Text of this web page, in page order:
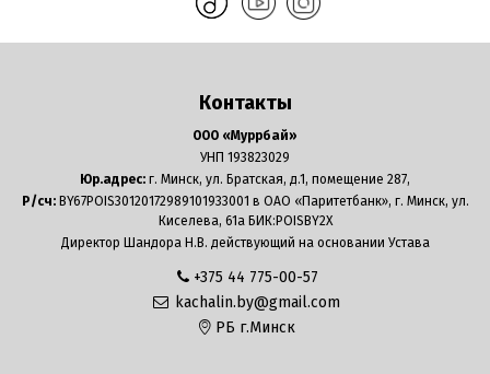
Контакты
ООО «Муррбай»
УНП 193823029
Юр.адрес: г. Минск, ул. Братская, д.1, помещение 287,
Р/сч:BY67POIS30120172989101933001 в ОАО «Паритетбанк», г. Минск, ул.
Киселева, 61а БИК:POISBY2X
Директор Шандора Н.В. действующий на основании Устава
+375 44 775-00-57
kachalin.by@gmail.com
РБ г.Минск